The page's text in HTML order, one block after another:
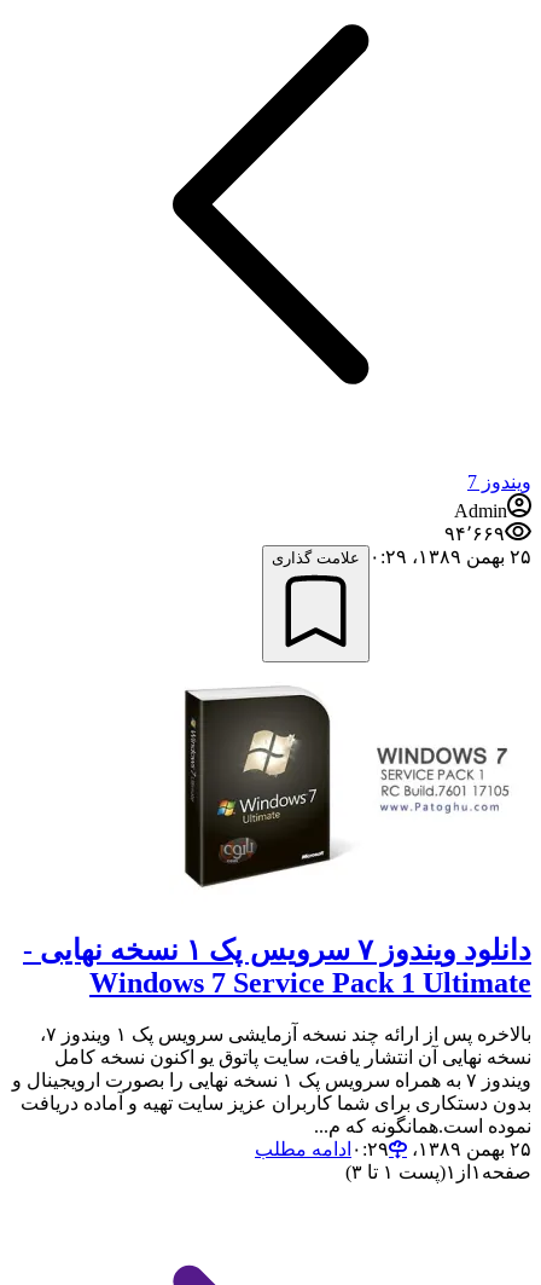
ویندوز 7
Admin
۹۴٬۶۶۹
۲۵ بهمن ۱۳۸۹،‏ ۰:۲۹
علامت گذاری
دانلود ویندوز ۷ سرویس پک ۱ نسخه نهایی -
Windows 7 Service Pack 1 Ultimate
بالاخره پس از ارائه چند نسخه آزمایشی سرویس پک ۱ ویندوز ۷،
نسخه نهایی آن انتشار یافت، سایت پاتوق یو اکنون نسخه کامل
ویندوز ۷ به همراه سرویس پک ۱ نسخه نهایی را بصورت ارویجینال و
بدون دستکاری برای شما کاربران عزیز سایت تهیه و آماده دریافت
نموده است.همانگونه که م...
۲۵ بهمن ۱۳۸۹،‏ ۰:۲۹
ادامه مطلب
صفحه ۱ از ۱(پست ۱ تا ۳)